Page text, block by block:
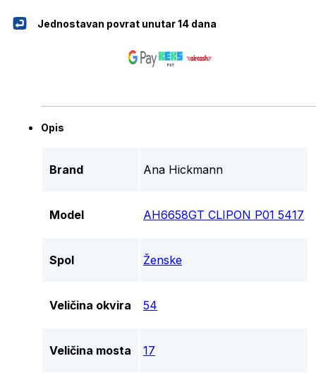
Jednostavan povrat unutar 14 dana
Opis
Brand Ana Hickmann
Model AH6658GT CLIPON P01 5417
Spol Ženske
Veličina okvira 54
Veličina mosta 17